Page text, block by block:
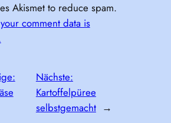
Akismet to reduce spam.
comment data is
Nächste:
Kartoffelpüree
selbstgemacht →